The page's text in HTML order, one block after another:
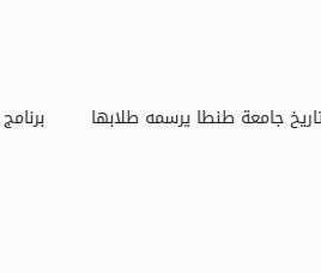
أصعب موقف تعرضت له في مستشفى